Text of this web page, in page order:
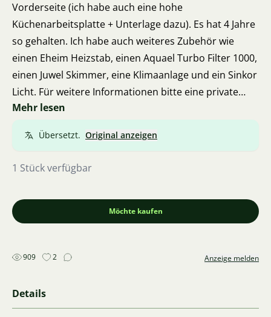
Vorderseite (ich habe auch eine hohe
Küchenarbeitsplatte + Unterlage dazu). Es hat 4 Jahre
so gehalten. Ich habe auch weiteres Zubehör wie
einen Eheim Heizstab, einen Aquael Turbo Filter 1000,
einen Juwel Skimmer, eine Klimaanlage und ein Sinkor
Licht. Für weitere Informationen bitte eine private
Nachricht senden. Ich verkaufe am liebsten alles
Mehr lesen
Übersetzt. Original anzeigen
1 Stück verfügbar
Möchte kaufen
909 2 Anzeige melden
Details